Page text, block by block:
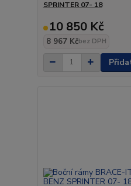
SPRINTER 07- 18
10 850 Kč
8 967 Kčbez DPH